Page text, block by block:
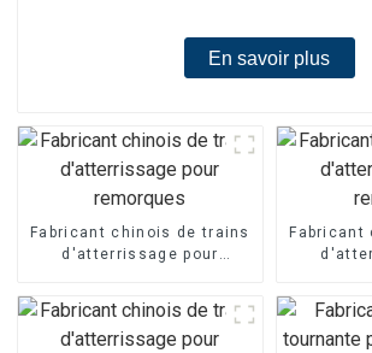
En savoir plus
Fabricant chinois de trains
d'atterrissage pour
Fabricant